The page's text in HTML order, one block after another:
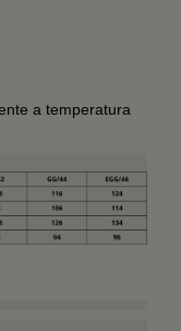
a temperatura